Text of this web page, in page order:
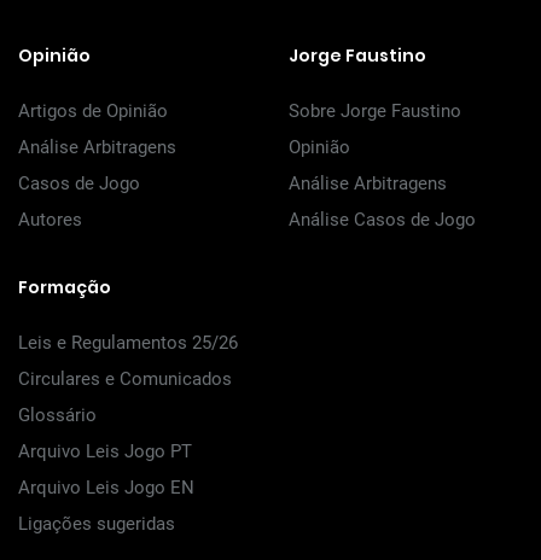
Opinião
Artigos de Opinião
Análise Arbitragens
Casos de Jogo
Autores
Jorge Faustino
Sobre Jorge Faustino
Opinião
Análise Arbitragens
Análise Casos de Jogo
Formação
Leis e Regulamentos 25/26
Circulares e Comunicados
Glossário
Arquivo Leis Jogo PT
Arquivo Leis Jogo EN
Ligações sugeridas